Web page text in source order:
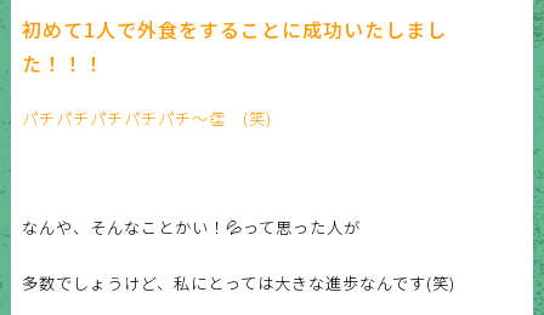
初めて1人で外食をすることに成功いたしまし
た！！！
パチパチパチパチパチ～👏 (笑)
なんや、そんなことかい！💦って思った人が
多数でしょうけど、 私にとっては大きな進歩なんです(笑)